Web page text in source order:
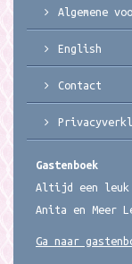
Algemene
English
Contact
Gastenboek
Altijd een leuk
Anita en Meer
Ga naar